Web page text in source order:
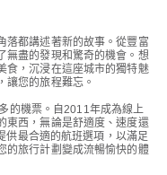
落都講述著新的故事。從豐富
無盡的發現和驚奇的機會。想
食，沉浸在這座城市的獨特魅
讓您的旅程難忘。
的機票。自2011年成為線上
東西，無論是舒適度、速度還
供最合適的航班選項，以滿足
的旅行計劃變成流暢愉快的體